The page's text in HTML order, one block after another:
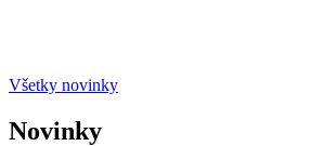
Všetky novinky
Novinky